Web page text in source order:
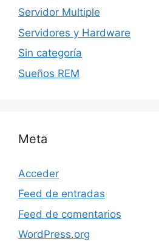
Servidor Multiple
Servidores y Hardware
Sin categoría
Sueños REM
Meta
Acceder
Feed de entradas
Feed de comentarios
WordPress.org